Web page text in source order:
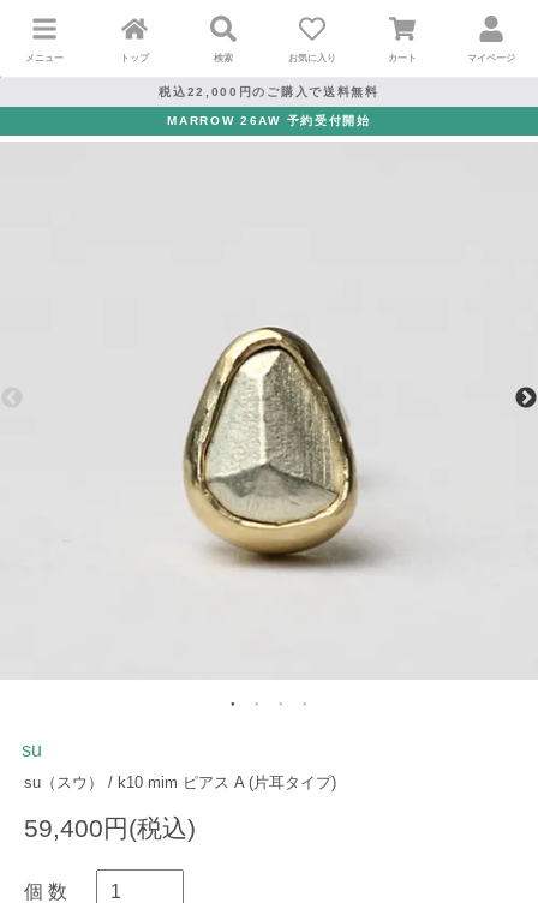
メニュー トップ 検索 お気に入り カート マイページ
税込22,000円のご購入で送料無料
MARROW 26AW 予約受付開始
su
su（スウ） / k10 mim ピアス A (片耳タイプ)
59,400円(税込)
個 数